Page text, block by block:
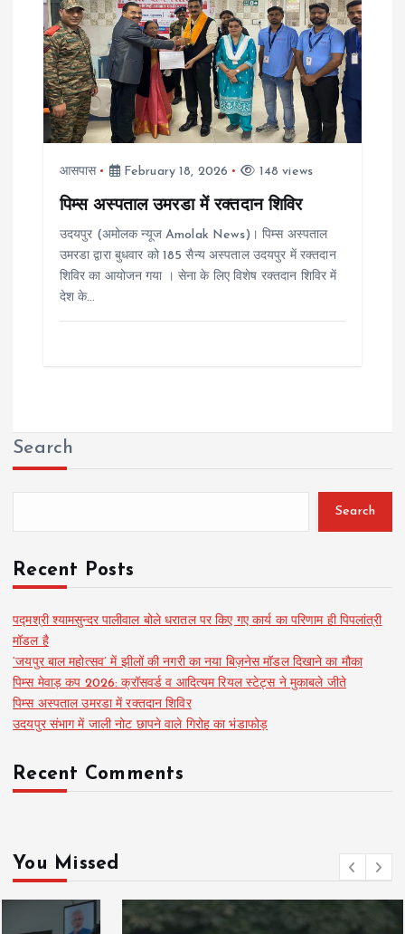
आसपास February 18, 2026 148 views
पिम्स अस्पताल उमरडा में रक्तदान शिविर
उदयपुर (अमोलक न्यूज Amolak News)। पिम्स अस्पताल
उमरडा द्वारा बुधवार को 185 सैन्य अस्पताल उदयपुर में रक्तदान
शिविर का आयोजन गया । सेना के लिए विशेष रक्तदान शिविर में
देश के…
Search
Search
Recent Posts
पद्मश्री श्यामसुन्दर पालीवाल बोले धरातल पर किए गए कार्य का परिणाम ही पिपलांत्री
मॉडल है
‘जयपुर बाल महोत्सव’ में झीलों की नगरी का नया बिज़नेस मॉडल दिखाने का मौका
पिम्स मेवाड़ कप 2026: क्रॉसवर्ड व आदित्यम रियल स्टेट्स ने मुकाबले जीते
पिम्स अस्पताल उमरडा में रक्तदान शिविर
उदयपुर संभाग में जाली नोट छापने वाले गिरोह का भंडाफोड़
Recent Comments
You Missed